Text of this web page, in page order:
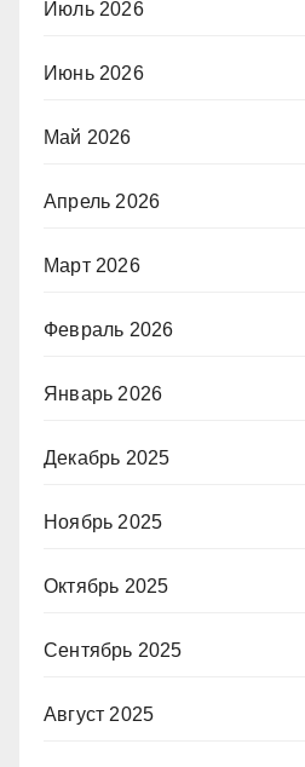
Июль 2026
Июнь 2026
Май 2026
Апрель 2026
Март 2026
Февраль 2026
Январь 2026
Декабрь 2025
Ноябрь 2025
Октябрь 2025
Сентябрь 2025
Август 2025